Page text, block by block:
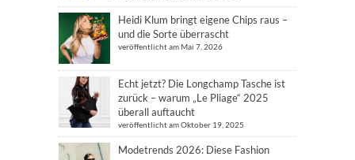
Heidi Klum bringt eigene Chips raus –
und die Sorte überrascht
veröffentlicht am Mai 7, 2026
Echt jetzt? Die Longchamp Tasche ist
zurück – warum „Le Pliage“ 2025
überall auftaucht
veröffentlicht am Oktober 19, 2025
Modetrends 2026: Diese Fashion